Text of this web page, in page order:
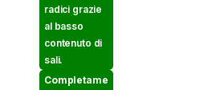
radici grazie
al basso
contenuto di
sali.
Completame